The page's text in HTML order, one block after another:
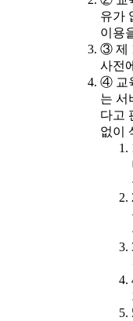
유가
이용
③ 제
사전
④ 교
는 서
다고
없이